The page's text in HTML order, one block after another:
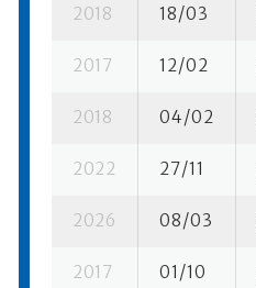
2018 18/03
2017 12/02
2018 04/02
2022 27/11
2026 08/03
2017 01/10